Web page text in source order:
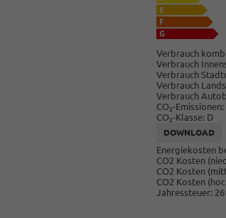
Verbrauch
Verbrauch
Verbrauch
Verbrauch
Verbrauch
CO2-Emissionen:
CO2-Klasse: D
DOWNLOAD
Energiekosten
CO2 Kosten
CO2 Kosten
CO2 Kosten
Jahressteuer: